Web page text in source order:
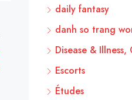
daily fantasy
danh so trang
Disease &
Escorts
Études